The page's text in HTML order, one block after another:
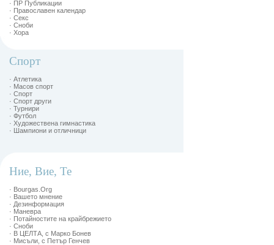
· ПР Публикации
· Православен календар
· Секс
· Сноби
· Хора
Спорт
· Атлетика
· Масов спорт
· Спорт
· Спорт други
· Турнири
· Футбол
· Художествена гимнастика
· Шампиони и отличници
Ние, Вие, Те
· Bourgas.Org
· Вашето мнение
· Дезинформация
· Маневра
· Потайностите на крайбрежието
· Сноби
· В ЦЕЛТА, с Марко Бонев
· Мисъли, с Петър Генчев